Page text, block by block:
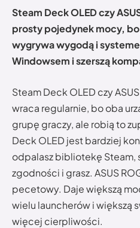
Steam Deck OLED czy
prosty pojedynek mocy,
wygrywa wygodą i
Windowsem i szerszą
Steam Deck OLED czy
wraca regularnie, bo oba
grupę graczy, ale robią to
Deck OLED jest bardziej
odpalasz bibliotekę Steam,
zgodności i grasz. ASUS
pecetowy. Daje większą
wielu launcherów i większą
więcej cierpliwości.